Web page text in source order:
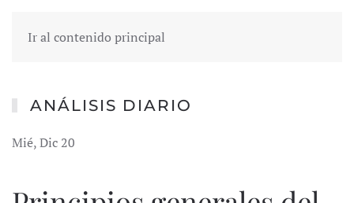
Ir al contenido principal
ANÁLISIS DIARIO
Mié, Dic 20